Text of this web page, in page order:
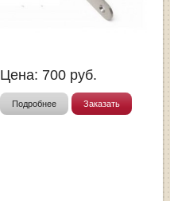
Цена: 700 руб.
Подробнее Заказать